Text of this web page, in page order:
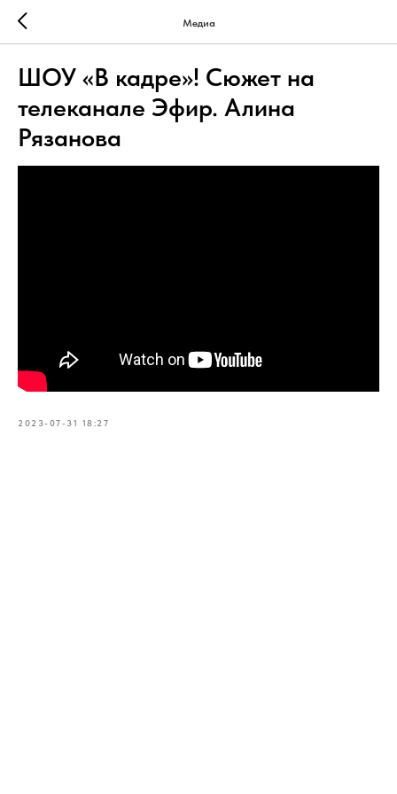
Медиа
ШОУ «В кадре»! Сюжет на
телеканале Эфир. Алина
Рязанова
2023-07-31 18:27